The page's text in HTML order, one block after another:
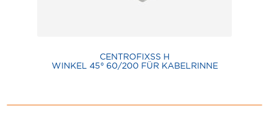
CENTROFIXSS H
WINKEL 45° 60/200 FÜR KABELRINNE